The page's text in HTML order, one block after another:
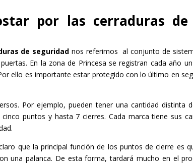
por las cerraduras de
de seguridad nos referimos al conjunto de
En la zona de Princesa se registran cada año
ello es importante estar protegido con lo último en
Por ejemplo, pueden tener una cantidad distinta
puntos y hasta 7 cierres. Cada marca tiene sus
que la principal función de los puntos de cierre es
una palanca. De esta forma, tardará mucho en el